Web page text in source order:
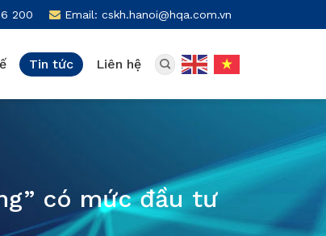
200 Email: cskh.hanoi@hqa.com.vn
Tin tức Liên hệ
có mức đầu tư